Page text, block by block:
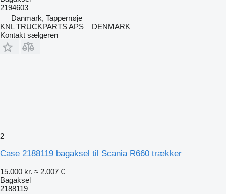
2194603
Danmark, Tappernøje
KNL TRUCKPARTS APS – DENMARK
Kontakt sælgeren
2
Case 2188119 bagaksel til Scania R660 trækker
15.000 kr. ≈ 2.007 €
Bagaksel
2188119